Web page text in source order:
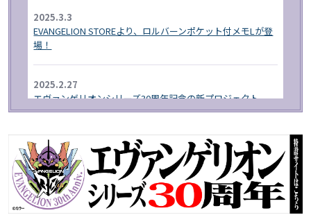
2025.3.3
EVANGELION STOREより、ロルバーンポケット付メモLが登
場！
2025.2.27
エヴァンゲリオンシリーズ30周年記念の新プロジェクト
「RADIO EVA"THE 30"」が始動!
2025.1.1
EVA STORE オリジナルより、エヴァンゲリオン30周年を記
念したグッズが登場！